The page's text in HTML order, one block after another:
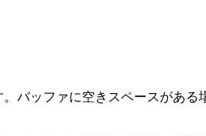
バッファに空きスペースがあ